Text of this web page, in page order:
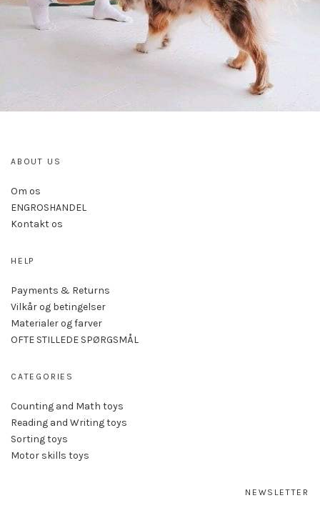
ABOUT US
Om os
ENGROSHANDEL
Kontakt os
HELP
Payments & Returns
Vilkår og betingelser
Materialer og farver
OFTE STILLEDE SPØRGSMÅL
CATEGORIES
Counting and Math toys
Reading and Writing toys
Sorting toys
Motor skills toys
NEWSLETTER